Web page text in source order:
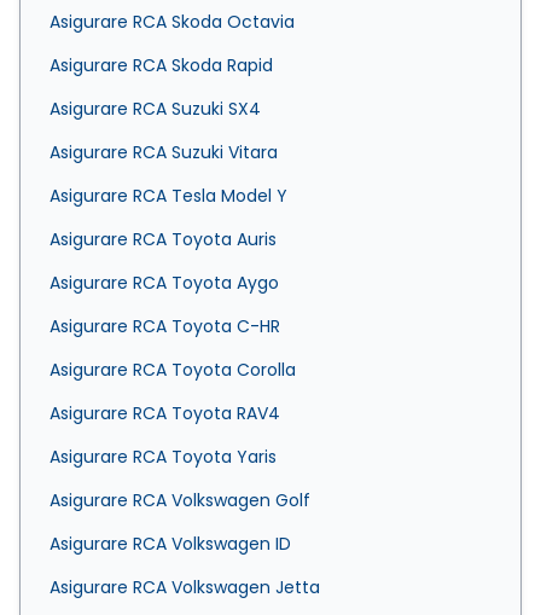
Asigurare RCA Skoda Octavia
Asigurare RCA Skoda Rapid
Asigurare RCA Suzuki SX4
Asigurare RCA Suzuki Vitara
Asigurare RCA Tesla Model Y
Asigurare RCA Toyota Auris
Asigurare RCA Toyota Aygo
Asigurare RCA Toyota C-HR
Asigurare RCA Toyota Corolla
Asigurare RCA Toyota RAV4
Asigurare RCA Toyota Yaris
Asigurare RCA Volkswagen Golf
Asigurare RCA Volkswagen ID
Asigurare RCA Volkswagen Jetta